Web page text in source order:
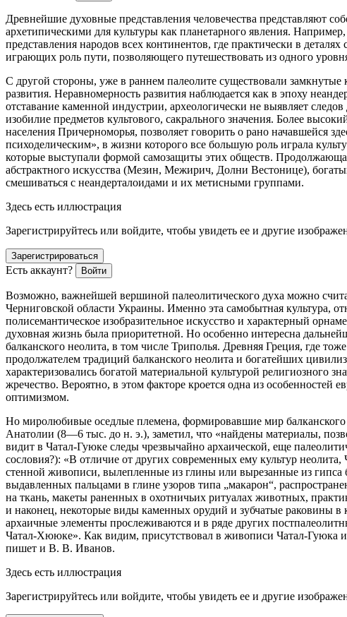
Древнейшие духовные представления человечества представляют
архетипическими для культуры как планетарного явления.
представления народов всех континентов, где практически в
играющих роль пути, позволяющего путешествовать из одного
С другой стороны, уже в раннем палеолите существовали
развития. Неравномерность развития наблюдается как в эпоху
отставание каменной индустрии, археологически не выявляет
изобилие предметов культового, сакрального значения. Более
населения Причерноморья, позволяет говорить о рано начавшейся
психоделическим», в жизни которого все большую роль играла
которые выступали формой самозащиты этих обществ.
абстрактного искусства (Мезин, Межирич, Долни Вестонице),
смешиваться с неандерталоидами и их метисными группами.
Здесь есть иллюстрация
Зарегистрируйтесь или войдите, чтобы увидеть ее и другие
Зарегистрироваться
Есть аккаунт? Войти
Возможно, важнейшей вершиной палеолитического духа можно
Черниговской области Украины. Именно эта самобытная культура,
полисемантическое изобразительное искусство и характерный
духовная жизнь была приоритетной. Но особенно интересна
балканского неолита, в том числе Триполья. Древняя Греция, где
продолжателем традиций балканского неолита и богатейших
характеризовались богатой материальной культурой религиозного
жречество. Вероятно, в этом факторе кроется одна из
оптимизмом.
Но миролюбивые оседлые племена, формировавшие мир
Анатолии (8—6 тыс. до н. э.), заметил, что «найдены материалы,
видит в Чатал-Гуюке следы чрезвычайно архаической, еще
сословия?): «В отличие от других современных ему культур
стенной живописи, вылепленные из глины или вырезанные из гипса
выдавленных пальцами в глине узоров типа „макарон“,
на ткань, макеты раненных в охотничьих ритуалах животных,
и наконец, некоторые виды каменных орудий и зубчатые раковины в
архаичные элементы прослеживаются и в ряде других
Чатал-Хююке». Как видим, присутствовал в живописи Чатал-Гуюка
пишет и В. В. Иванов.
Здесь есть иллюстрация
Зарегистрируйтесь или войдите, чтобы увидеть ее и другие